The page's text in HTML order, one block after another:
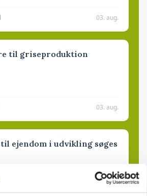
03. aug.
til griseproduktion
03. aug.
ejendom i udvikling søges